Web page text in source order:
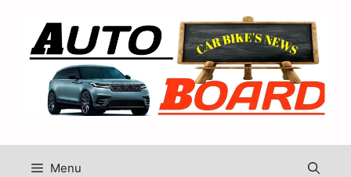
content
Menu